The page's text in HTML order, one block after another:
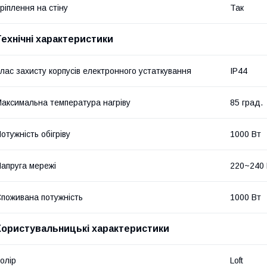
на стіну Так
характеристики
захисту корпусів електронного устаткування IP44
температура нагріву 85 град.
обігріву 1000 Вт
мережі 220~240
потужність 1000 Вт
характеристики
Loft